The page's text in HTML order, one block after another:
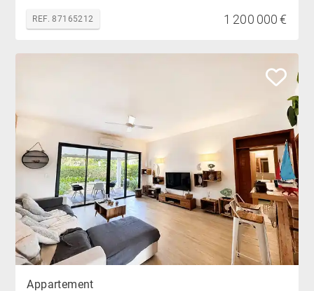
REF. 87165212 1 200 000 €
Appartement